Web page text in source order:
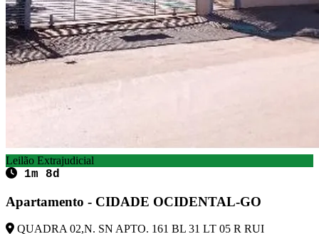
Leilão Extrajudicial
1m 8d
Apartamento - CIDADE OCIDENTAL-GO
QUADRA 02,N. SN APTO. 161 BL 31 LT 05 R RUI